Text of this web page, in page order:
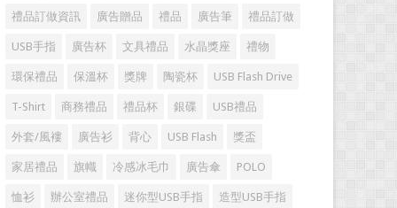
禮品訂做資訊 廣告贈品 禮品 廣告筆 禮品訂做
USB手指 廣告杯 文具禮品 水晶獎座 禮物
環保禮品 保溫杯 獎牌 陶瓷杯 USB Flash Drive
T-Shirt 商務禮品 禮品杯 銀碟 USB禮品
外套/風褸 廣告衫 背心 USB Flash 獎盃
家居禮品 旗幟 冷感冰毛巾 廣告傘 POLO
恤衫 辦公室禮品 迷你型USB手指 造型USB手指